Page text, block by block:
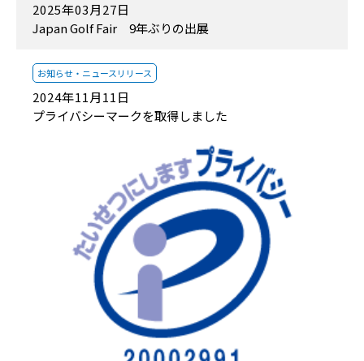
2025年03月27日
Japan Golf Fair 9年ぶりの出展
2024年11月11日
お知らせ・ ニュースリリース
プライバシーマークを取得しました